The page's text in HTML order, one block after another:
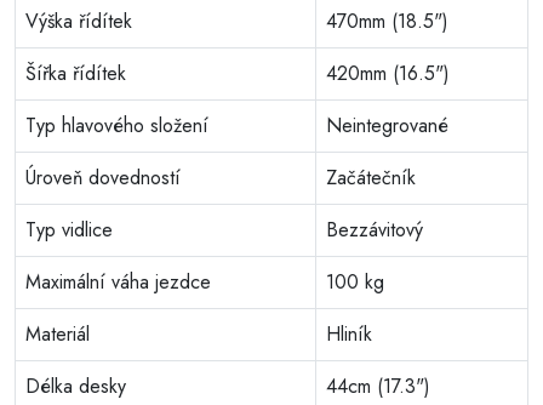
Výška řídítek
470mm (18.5")
Šířka řídítek
420mm (16.5")
Typ hlavového složení
Neintegrované
Úroveň dovedností
Začátečník
Typ vidlice
Bezzávitový
Maximální váha jezdce
100 kg
Materiál
Hliník
Délka desky
44cm (17.3")